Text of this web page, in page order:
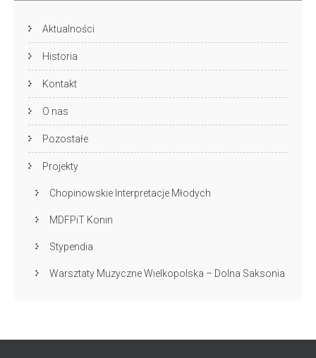
Aktualności
Historia
Kontakt
O nas
Pozostałe
Projekty
Chopinowskie Interpretacje Młodych
MDFPiT Konin
Stypendia
Warsztaty Muzyczne Wielkopolska – Dolna Saksonia